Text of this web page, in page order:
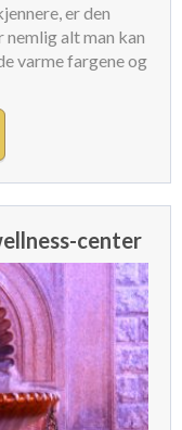
er den
alt man kan
varme fargene og
center